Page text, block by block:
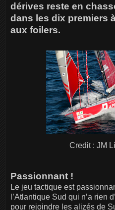
dérives reste en
dans les dix premiers
aux foilers.
Credit : JM
Passionnant !
Le jeu tactique est
l’Atlantique Sud qui n’a rien
pour rejoindre les alizés de